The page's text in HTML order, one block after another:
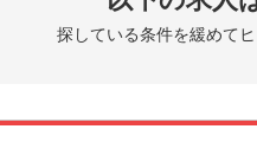
探している条件を緩めて